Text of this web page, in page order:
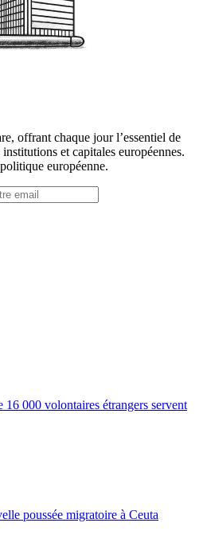
offrant chaque jour l’essentiel de
et capitales européennes.
européenne.
000 volontaires étrangers servent
poussée migratoire à Ceuta